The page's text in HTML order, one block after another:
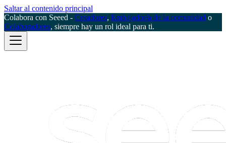
Saltar al contenido principal
Colabora con Seeed - Creadores, Embajador/a de la comunidad o
Colaboradores, siempre hay un rol ideal para ti.